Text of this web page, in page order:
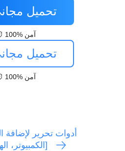
تحميل
100% آمن
تحميل
100% آمن
[الكمبيوتر،